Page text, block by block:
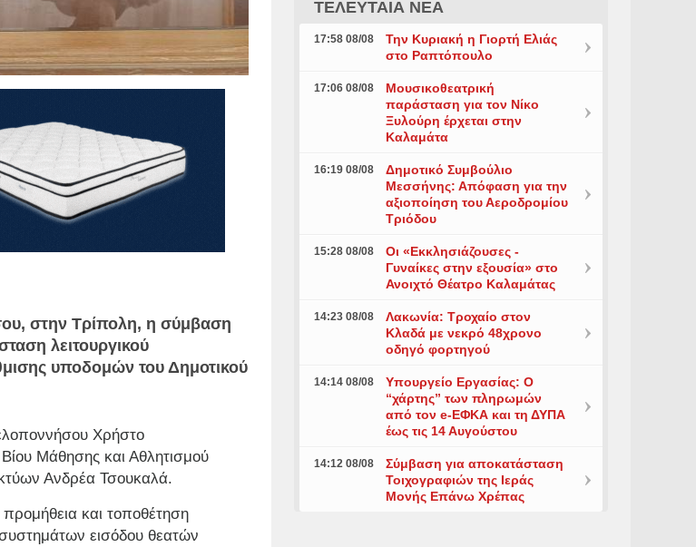
στην Τρίπολη, η σύμβαση
λειτουργικού
υποδομών του Δημοτικού
Χρήστο
Μάθησης και Αθλητισμού
Ανδρέα Τσουκαλά.
και τοποθέτηση
εισόδου θεατών
ΤΕΛΕΥΤΑΙΑ ΝΕΑ
17:58 08/08
Την Κυριακή η Γιορτή Ελιάς
στο Ραπτόπουλο
17:06 08/08
Μουσικοθεατρική
παράσταση για τον Νίκο
Ξυλούρη έρχεται στην
Καλαμάτα
16:19 08/08
Δημοτικό Συμβούλιο
Μεσσήνης: Απόφαση για την
αξιοποίηση του Αεροδρομίου
Τριόδου
15:28 08/08
Οι «Εκκλησιάζουσες -
Γυναίκες στην εξουσία» στο
Ανοιχτό Θέατρο Καλαμάτας
14:23 08/08
Λακωνία: Τροχαίο στον
Κλαδά με νεκρό 48χρονο
οδηγό φορτηγού
14:14 08/08
Υπουργείο Εργασίας: Ο
“χάρτης” των πληρωμών
από τον e-ΕΦΚΑ και τη ΔΥΠΑ
έως τις 14 Αυγούστου
14:12 08/08
Σύμβαση για αποκατάσταση
Τοιχογραφιών της Ιεράς
Μονής Επάνω Χρέπας